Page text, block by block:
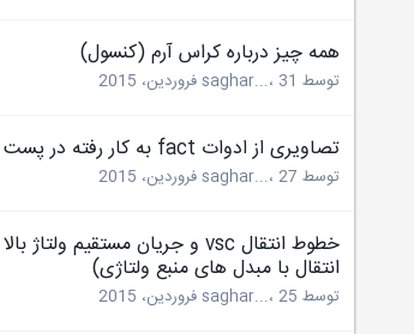
همه چیز درباره كراس آرم (کنسول)
توسط saghar...، 31 فروردین، 2015
تصاویری از ادوات fact به کار رفته در پست های فشار قوی و خطوط انتقال
توسط saghar...،27 فروردین، 2015
انتقال با مبدل های منبع ولتاژی)
توسط saghar...،25 فروردین، 2015